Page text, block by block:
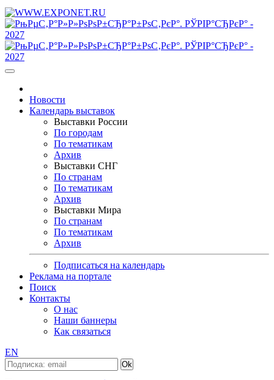
Новости
Календарь выставок
Выставки России
По городам
По тематикам
Архив
Выставки СНГ
По странам
По тематикам
Архив
Выставки Мира
По странам
По тематикам
Архив
Подписаться на календарь
Реклама на портале
Поиск
Контакты
О нас
Наши баннеры
Как связаться
EN